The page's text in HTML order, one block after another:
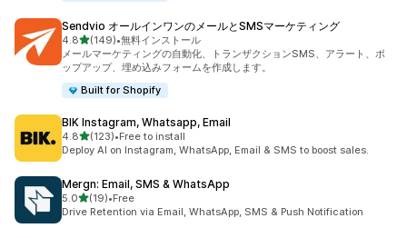
Sendvio オールインワンのメールとSMSマーケティング
4.85つ星中
(149)
合計レビュー数：149件
•無料インストール
メールマーケティングの自動化、トランザクションSMS、アラート、ポ
ップアップ、埋め込みフォームを作成します。
Built for Shopify
BIK Instagram, Whatsapp, Email
4.85つ星中
(123)
合計レビュー数：123件
•Free to install
Deploy AI on Instagram, WhatsApp, Email & SMS to boost sales.
Mergn: Email, SMS & WhatsApp
5.05つ星中
(19)
合計レビュー数：19件
•Free
Drive Retention via Email, WhatsApp, SMS & Push Notification